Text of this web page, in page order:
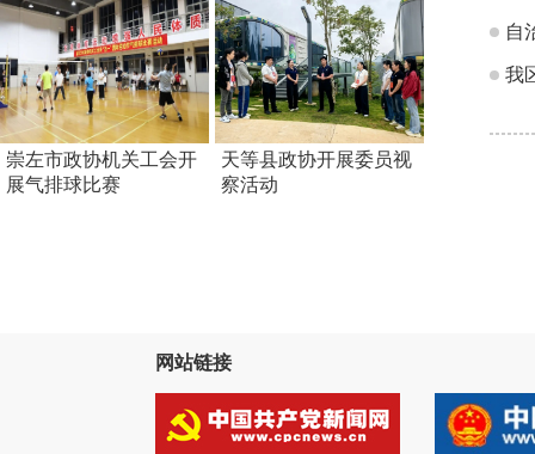
崇左市政协机关工会开
展气排球比赛
天等县政协开展委员视
察活动
自
我
网站链接